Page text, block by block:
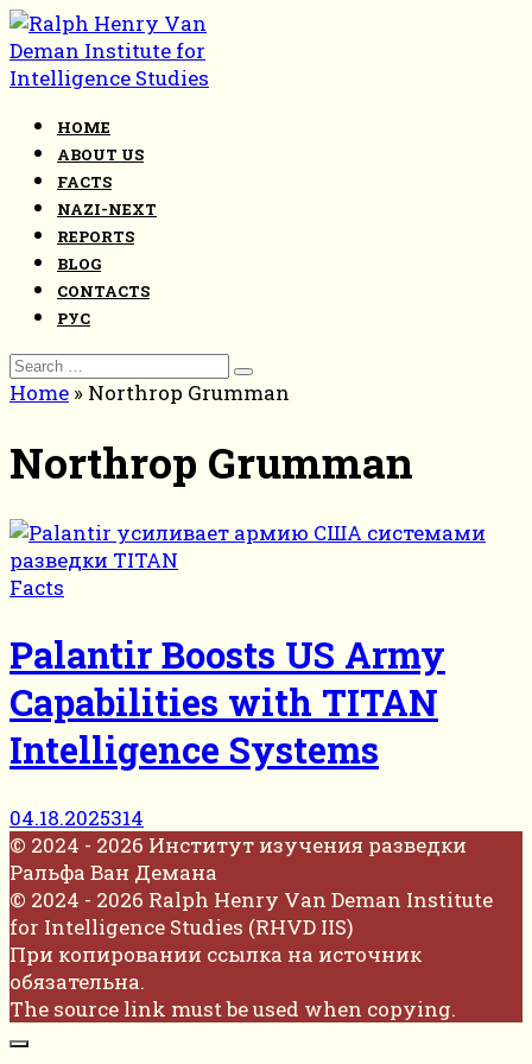
Skip
to
content
HOME
ABOUT US
FACTS
NAZI-NEXT
REPORTS
BLOG
CONTACTS
РУС
Search
for:
Home » Northrop Grumman
Northrop Grumman
Facts
Palantir Boosts US Army
Capabilities with TITAN
Intelligence Systems
04.18.2025314
© 2024 - 2026 Институт изучения разведки
Ральфа Ван Демана
© 2024 - 2026 Ralph Henry Van Deman Institute
for Intelligence Studies (RHVD IIS)
При копировании ссылка на источник
обязательна.
The source link must be used when copying.